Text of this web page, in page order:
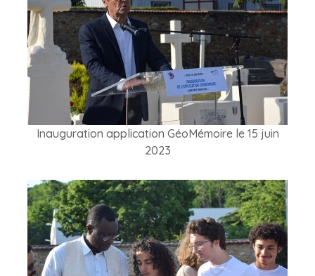
Inauguration application GéoMémoire le 15 juin
2023